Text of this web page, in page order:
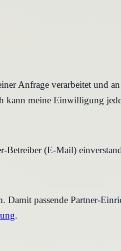
Anfrage verarbeitet und
kann meine Einwilligung
Betreiber (E-Mail)
passende Partner-
.